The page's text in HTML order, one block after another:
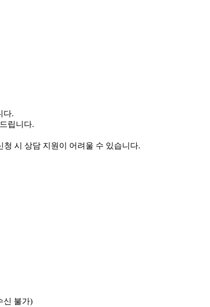
다.
립니다.
청 시 상담 지원이 어려울 수 있습니다.
신 불가)